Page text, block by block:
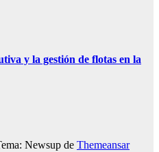
y la gestión de flotas en la
Newsup de Themeansar